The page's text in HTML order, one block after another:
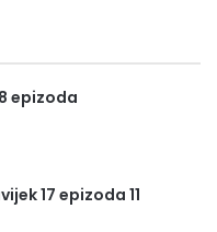
epizoda
17 epizoda 11